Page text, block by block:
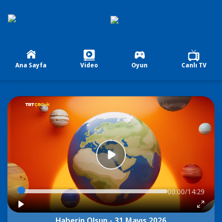
Ana Sayfa Video Oyun Canlı TV
00:00/14:29